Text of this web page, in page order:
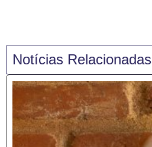
Notícias Relacionadas